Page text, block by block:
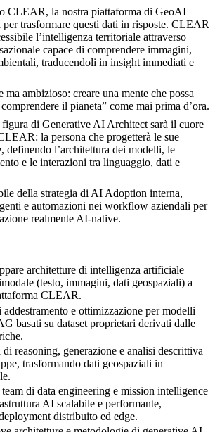
CLEAR, la nostra piattaforma di GeoAI
per trasformare questi dati in risposte. CLEAR
l’intelligenza territoriale attraverso
capace di comprendere immagini,
traducendoli in insight immediati e
ma ambizioso: creare una mente che possa
il pianeta” come mai prima d’ora.
figura di Generative AI Architect sarà il cuore
la persona che progetterà le sue
definendo l’architettura dei modelli, le
e le interazioni tra linguaggio, dati e
della strategia di AI Adoption interna,
e automazioni nei workflow aziendali per
realmente AI-native.
architetture di intelligenza artificiale
(testo, immagini, dati geospaziali) a
CLEAR.
e ottimizzazione per modelli
basati su dataset proprietari derivati dalle
di reasoning, generazione e analisi descrittiva
trasformando dati geospaziali in
di data engineering e mission intelligence
AI scalabile e performante,
distribuito ed edge.